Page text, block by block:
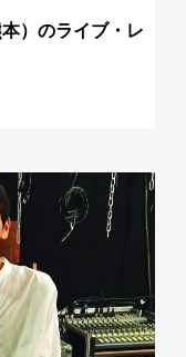
）のライブ・レ